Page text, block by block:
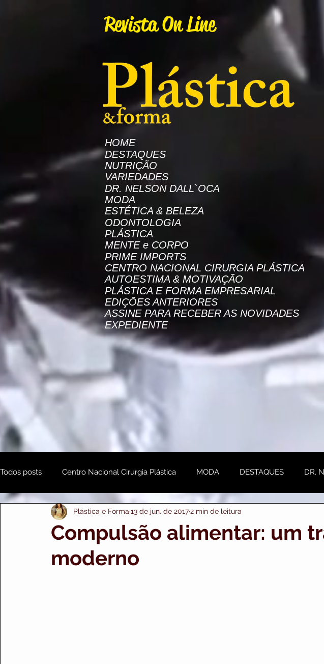
Revista On Line
HOME
DESTAQUES
NUTRIÇÃO
VARIEDADES
DR. NELSON DALL`OCA
MODA
ESTÉTICA & BELEZA
ODONTOLOGIA
PLÁSTICA
MENTE e CORPO
PRIME IMPORTS
CENTRO NACIONAL CIRURGIA PLÁSTICA
AUTOESTIMA & MOTIVAÇÃO
PLÁSTICA E FORMA EMPRESARIAL
EDIÇÕES ANTERIORES
ASSINE PARA RECEBER AS NOVIDADES
EXPEDIENTE
Todos posts Centro Nacional Cirurgia Plástica MODA DESTAQUES DR.
Estética & Beleza MENTE e CORPO Odonto NUTRIÇÃO
Plástica e Forma Empresarial
Compulsão alimentar: um
moderno
Plástica e Forma 13 de jun. de 20172 min de leitura